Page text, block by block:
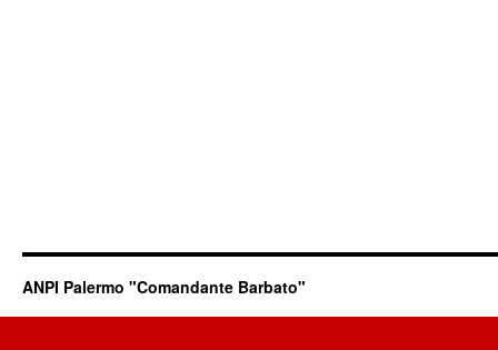
ANPI Palermo "Comandante Barbato"